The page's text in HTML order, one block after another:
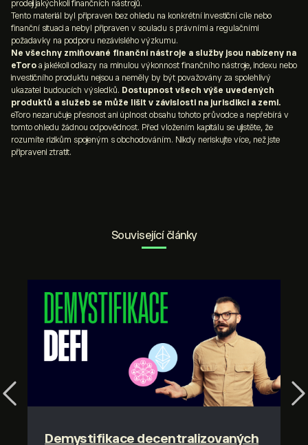
anonymní a méně byrokratické než tradiční finanční
systémy.
poptávce nebo pozitivních zprávách, ale stejně rychle
klesají, když zájem opadne, nebo když trh reaguje na
nepříznivé informace.
prodeji jakýchkoli finančních nástrojů.
Tento materiál byl připraven bez ohledu na konkrétní investiční cíle nebo
finanční situaci a nebyl připraven v souladu s právními a regulačními
požadavky na podporu nezávislého výzkumu.
Ne všechny zmiňované finanční nástroje a služby jsou nabízeny na
eToro a jakékoli odkazy na minulou výkonnost finančního nástroje, indexu nebo
investičního produktu nejsou a neměly by být považovány za spolehlivý
ukazatel budoucích výsledků. Dostupnost všech výše uvedených
produktů a služeb se může lišit v závislosti na jurisdikci a zemi.
eToro nezaručuje přesnost ani úplnost obsahu tohoto průvodce a nepřebírá v
tomto ohledu žádnou odpovědnost. Před vložením kapitálu se ujistěte, že
rozumíte rizikům spojeným s obchodováním. Nikdy neriskujte více, než jste
připraveni ztratit.
Související články
Previous
Demystifikace decentralizovaných